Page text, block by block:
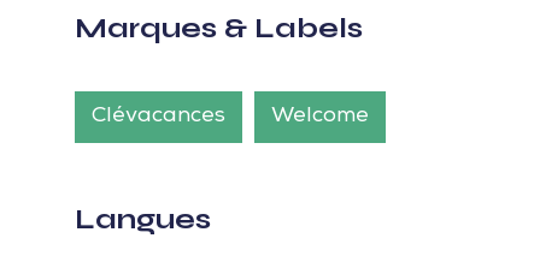
Marques & Labels
Clévacances Welcome
Langues